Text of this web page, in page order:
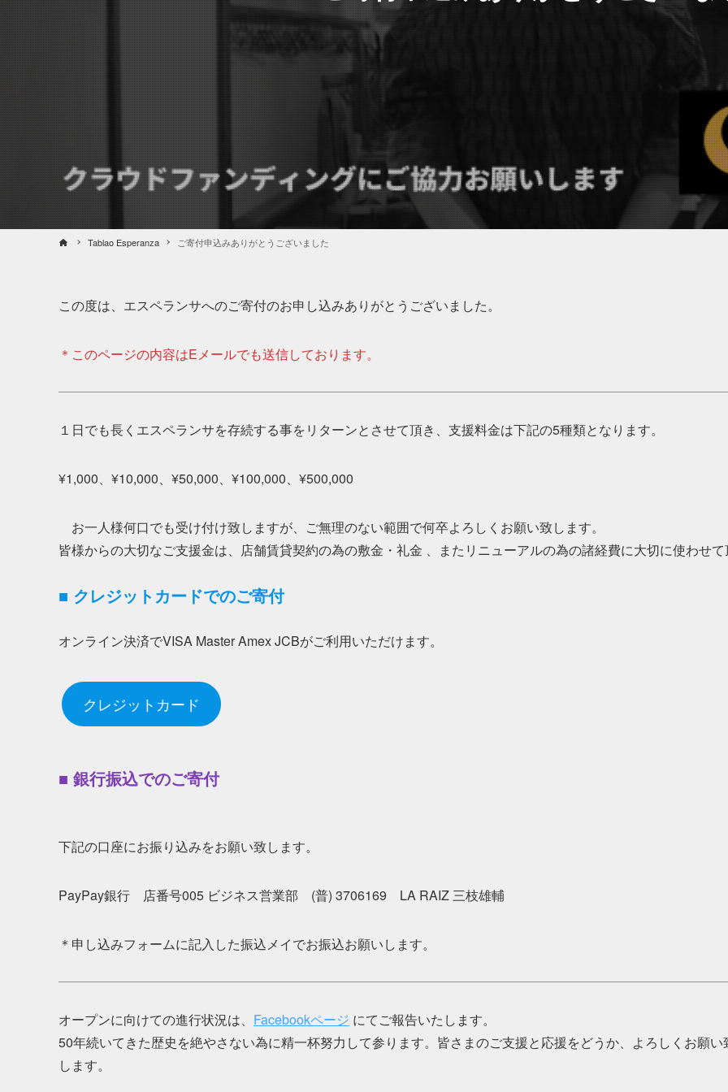
Tablao Esperanza ご寄付申込みありがとうございました
この度は、エスペランサへのご寄付のお申し込みありがとうございました。
＊このページの内容はEメールでも送信しております。
１日でも長くエスペランサを存続する事をリターンとさせて頂き、支援料金は下記の5種類となります。
¥1,000、¥10,000、¥50,000、¥100,000、¥500,000
お一人様何口でも受け付け致しますが、ご無理のない範囲で何卒よろしくお願い致します。
皆様からの大切なご支援金は、店舗賃貸契約の為の敷金・礼金 、またリニューアルの為の諸経費に大切に使わせて
■ クレジットカードでのご寄付
オンライン決済でVISA Master Amex JCBがご利用いただけます。
クレジットカード
■ 銀行振込でのご寄付
下記の口座にお振り込みをお願い致します。
PayPay銀行 店番号005 ビジネス営業部 (普) 3706169 LA RAIZ 三枝雄輔
＊申し込みフォームに記入した振込メイでお振込お願いします。
オープンに向けての進行状況は、 Facebookページ にてご報告いたします。
50年続いてきた歴史を絶やさない為に精一杯努力して参ります。皆さまのご支援と応援をどうか、よろしくお願
します。